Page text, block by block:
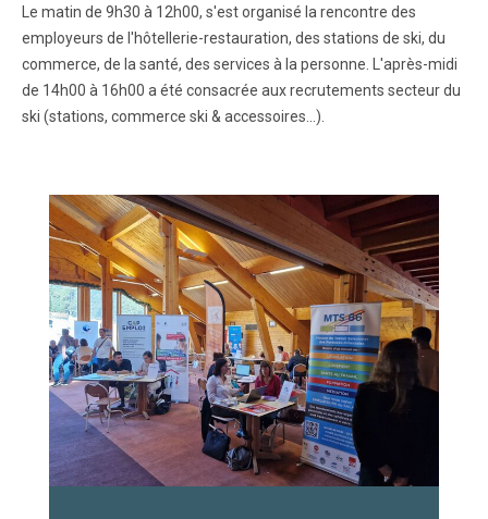
Le matin de 9h30 à 12h00, s'est organisé la rencontre des
employeurs de l'hôtellerie-restauration, des stations de ski, du
commerce, de la santé, des services à la personne. L'après-midi
de 14h00 à 16h00 a été consacrée aux recrutements secteur du
ski (stations, commerce ski & accessoires...).